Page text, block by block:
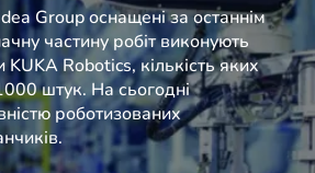
Group оснащені за останнім
частину робіт виконують
Robotics, кількість яких
штук. На сьогодні
роботизованих